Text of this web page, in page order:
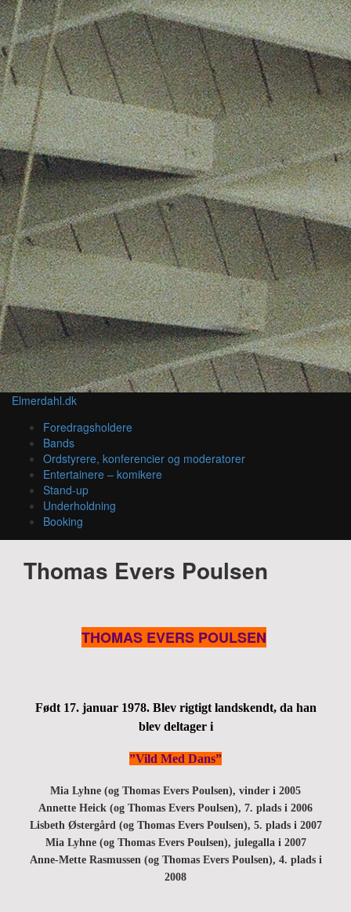
Elmerdahl.dk
Foredragsholdere
Bands
Ordstyrere, konferencier og moderatorer
Entertainere – komikere
Stand-up
Underholdning
Booking
Thomas Evers Poulsen
THOMAS EVERS POULSEN
Født 17. januar 1978. Blev rigtigt landskendt, da han
blev deltager i
”Vild Med Dans”
Mia Lyhne (og Thomas Evers Poulsen), vinder i 2005
Annette Heick (og Thomas Evers Poulsen), 7. plads i 2006
Lisbeth Østergård (og Thomas Evers Poulsen), 5. plads i 2007
Mia Lyhne (og Thomas Evers Poulsen), julegalla i 2007
Anne-Mette Rasmussen (og Thomas Evers Poulsen), 4. plads i
2008